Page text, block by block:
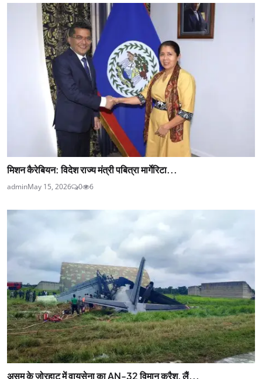
मिशन कैरेबियन: विदेश राज्य मंत्री पबित्रा मार्गेरिटा...
adminMay 15, 2026 0 6
असम के जोरहाट में वायुसेना का AN-32 विमान क्रैश, लैं...